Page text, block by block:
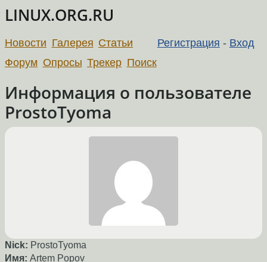
LINUX.ORG.RU
Регистрация - Вход
Новости Галерея Статьи
Форум Опросы Трекер Поиск
Информация о пользователе
ProstoTyoma
Nick: ProstoTyoma
Имя: Artem Popov